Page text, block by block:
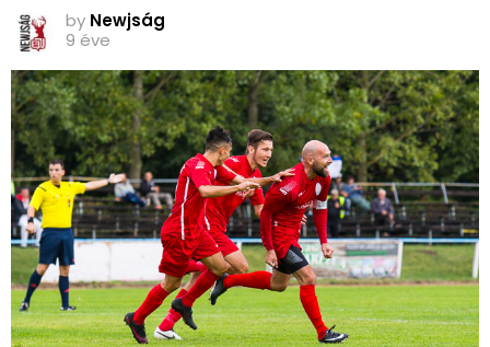
by Newjság
9 éve